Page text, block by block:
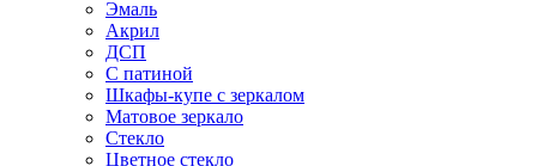
Эмаль
Акрил
ДСП
С патиной
Шкафы-купе с зеркалом
Матовое зеркало
Стекло
Цветное стекло